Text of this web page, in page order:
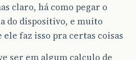
claro, há como pegar o
do dispositivo, e muito
faz isso pra certas coisas
ser em algum calculo de